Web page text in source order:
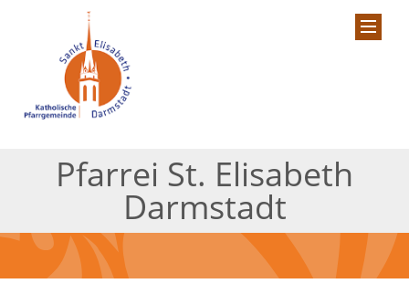
Pfarrei St. Elisabeth
Darmstadt